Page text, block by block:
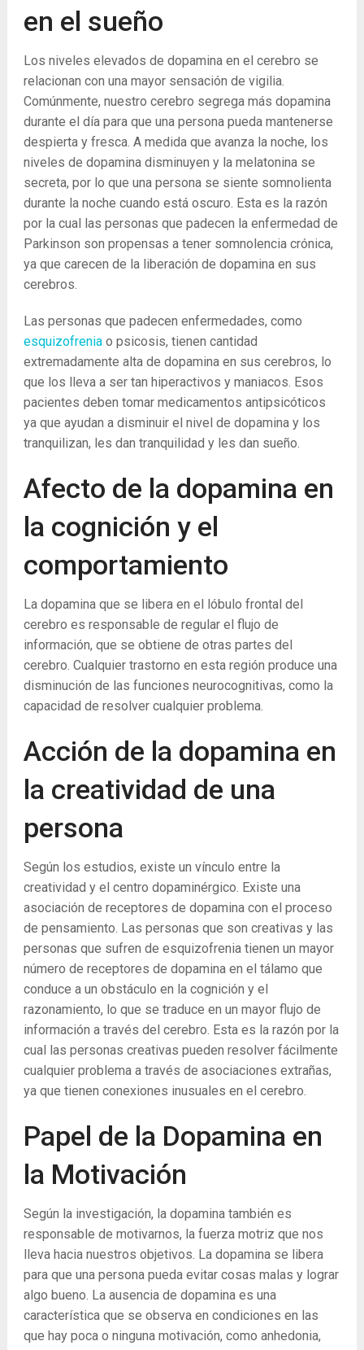
en el sueño
Los niveles elevados de dopamina en el cerebro se
relacionan con una mayor sensación de vigilia.
Comúnmente, nuestro cerebro segrega más dopamina
durante el día para que una persona pueda mantenerse
despierta y fresca. A medida que avanza la noche, los
niveles de dopamina disminuyen y la melatonina se
secreta, por lo que una persona se siente somnolienta
durante la noche cuando está oscuro. Esta es la razón
por la cual las personas que padecen la enfermedad de
Parkinson son propensas a tener somnolencia crónica,
ya que carecen de la liberación de dopamina en sus
cerebros.
Las personas que padecen enfermedades, como
esquizofrenia o psicosis, tienen cantidad
extremadamente alta de dopamina en sus cerebros, lo
que los lleva a ser tan hiperactivos y maniacos. Esos
pacientes deben tomar medicamentos antipsicóticos
ya que ayudan a disminuir el nivel de dopamina y los
tranquilizan, les dan tranquilidad y les dan sueño.
Afecto de la dopamina en
la cognición y el
comportamiento
La dopamina que se libera en el lóbulo frontal del
cerebro es responsable de regular el flujo de
información, que se obtiene de otras partes del
cerebro. Cualquier trastorno en esta región produce una
disminución de las funciones neurocognitivas, como la
capacidad de resolver cualquier problema.
Acción de la dopamina en
la creatividad de una
persona
Según los estudios, existe un vínculo entre la
creatividad y el centro dopaminérgico. Existe una
asociación de receptores de dopamina con el proceso
de pensamiento. Las personas que son creativas y las
personas que sufren de esquizofrenia tienen un mayor
número de receptores de dopamina en el tálamo que
conduce a un obstáculo en la cognición y el
razonamiento, lo que se traduce en un mayor flujo de
información a través del cerebro. Esta es la razón por la
cual las personas creativas pueden resolver fácilmente
cualquier problema a través de asociaciones extrañas,
ya que tienen conexiones inusuales en el cerebro.
Papel de la Dopamina en
la Motivación
Según la investigación, la dopamina también es
responsable de motivarnos, la fuerza motriz que nos
lleva hacia nuestros objetivos. La dopamina se libera
para que una persona pueda evitar cosas malas y lograr
algo bueno. La ausencia de dopamina es una
característica que se observa en condiciones en las
que hay poca o ninguna motivación, como anhedonia,